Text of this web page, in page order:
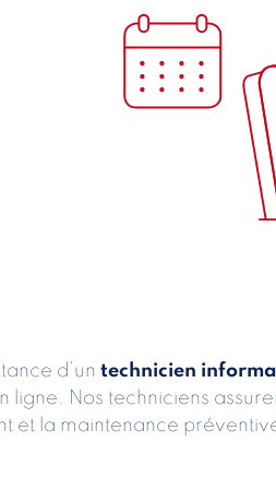
d’un technicien
ligne. Nos techniciens
et la maintenance